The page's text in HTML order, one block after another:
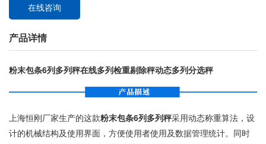
在线咨询
产品详情
粉末包条6列多列秤在线多列检重剔除秤动态多列分选秤
上海恒刚厂家生产的这款粉末包条6列多列秤采用动态称重算法，设
计的机械结构及使用界面，方便使用者使用及数据管理统计。同时